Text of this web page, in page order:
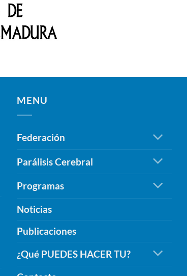
MENU
Federación
Parálisis Cerebral
Programas
Noticias
Publicaciones
¿Qué PUEDES HACER TU?